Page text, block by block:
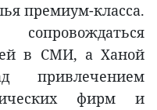
премиум-класса.
в СМИ, а Ханой
привлечением
фирм и